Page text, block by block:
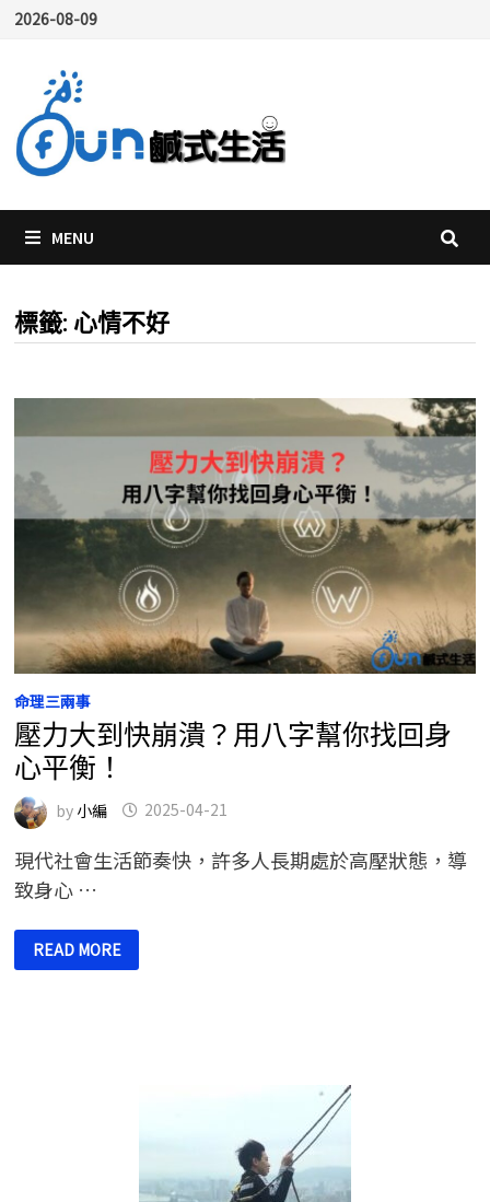
Skip
content
2026-08-09
MENU
標籤: 心情不好
命理三兩事
壓力大到快崩潰？用八字幫你找回身
心平衡！
by 小編 2025-04-21
現代社會生活節奏快，許多人長期處於高壓狀態，導
致身心 …
壓
力
大
READ MORE